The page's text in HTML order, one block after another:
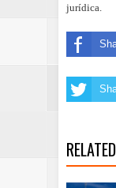
jurídica.